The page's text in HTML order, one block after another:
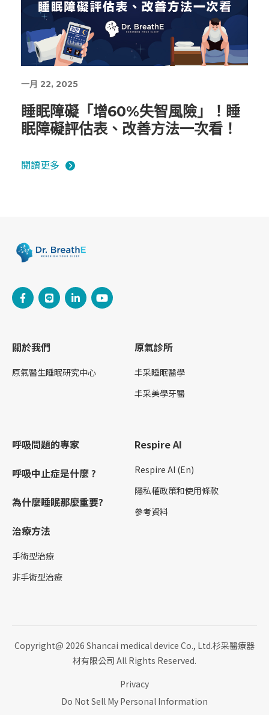
一月 22, 2025
睡眠障礙「增60%失智風險」！睡
眠障礙評估表、改善方法一次看！
閱讀更多
關於我們
原氣醫生睡眠研究中心
呼吸問題的專家
呼吸中止症是什麼 ?
為什麼睡眠那麼重要?
治療方法
手術型治療
非手術型治療
原氣診所
丰采睡眠醫學
丰采美學牙醫
Respire AI
Respire AI (En)
隱私權政策和使用條款
參考資料
Copyright@ 2026 Shancai medical device Co., Ltd.杉采醫療器
材有限公司 All Rights Reserved.
Privacy
Do Not Sell My Personal Information